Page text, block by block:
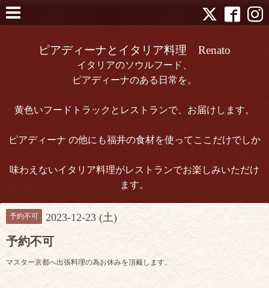
ピアディーナとイタリア料理 Renato
イタリアのソウルフード、
ピアディーナのある日常を。
黄色いフードトラックとレストランで、お届けします。
ピアディーナ の他にも福井の食材を使ってここだけでしか
味わえないイタリア料理がレストランでお楽しみいただけ
ます。
予約不可 2023-12-23 (土)
予約不可
マスター京都へ出張料理の為お休みを頂戴します。